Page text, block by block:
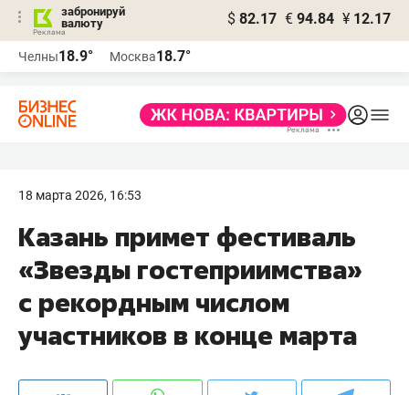
забронируй
валюту
$ 82.17 € 94.84 ¥ 12.17
Челны18.9° Москва18.7°
18 марта 2026, 16:53
Казань примет фестиваль
«Звезды гостеприимства»
с рекордным числом
участников в конце марта